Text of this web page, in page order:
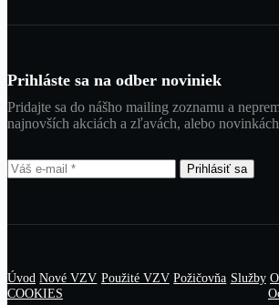
Prihláste sa na odber noviniek
Pridajte sa do nášho mailing zoznamu a
najnovších akciách a zľavách, alebo
Prihlásiť sa
Úvod Nové VZV Použité VZV Požičovňa Služby
COOKIES